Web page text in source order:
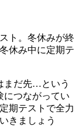
ト。冬休みが終
休み中に定期テ
まだ先…という
につながってい
期テストで全力
きましょう